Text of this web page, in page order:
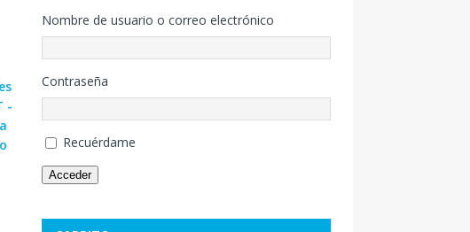
-
Nombre de usuario o correo electrónico
Contraseña
Recuérdame
Acceder